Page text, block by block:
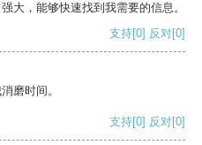
大，能够快速找到我需要的信息。
支持[0] 反对[0]
磨时间。
支持[0] 反对[0]